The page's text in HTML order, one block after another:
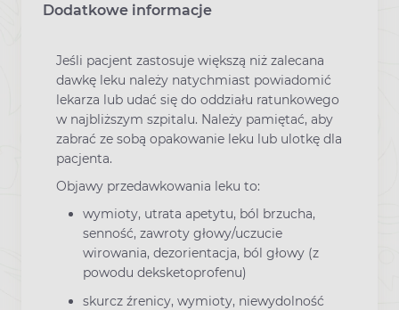
Dodatkowe informacje
Jeśli pacjent zastosuje większą niż zalecana
dawkę leku należy natychmiast powiadomić
lekarza lub udać się do oddziału ratunkowego
w najbliższym szpitalu. Należy pamiętać, aby
zabrać ze sobą opakowanie leku lub ulotkę dla
pacjenta.
Objawy przedawkowania leku to:
wymioty, utrata apetytu, ból brzucha,
senność, zawroty głowy/uczucie
wirowania, dezorientacja, ból głowy (z
powodu deksketoprofenu)
skurcz źrenicy, wymioty, niewydolność